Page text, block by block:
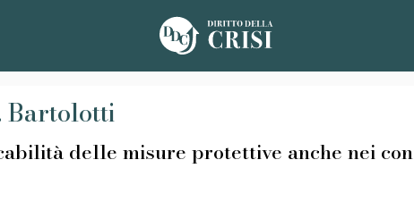
Bartolotti
delle misure protettive anche nei